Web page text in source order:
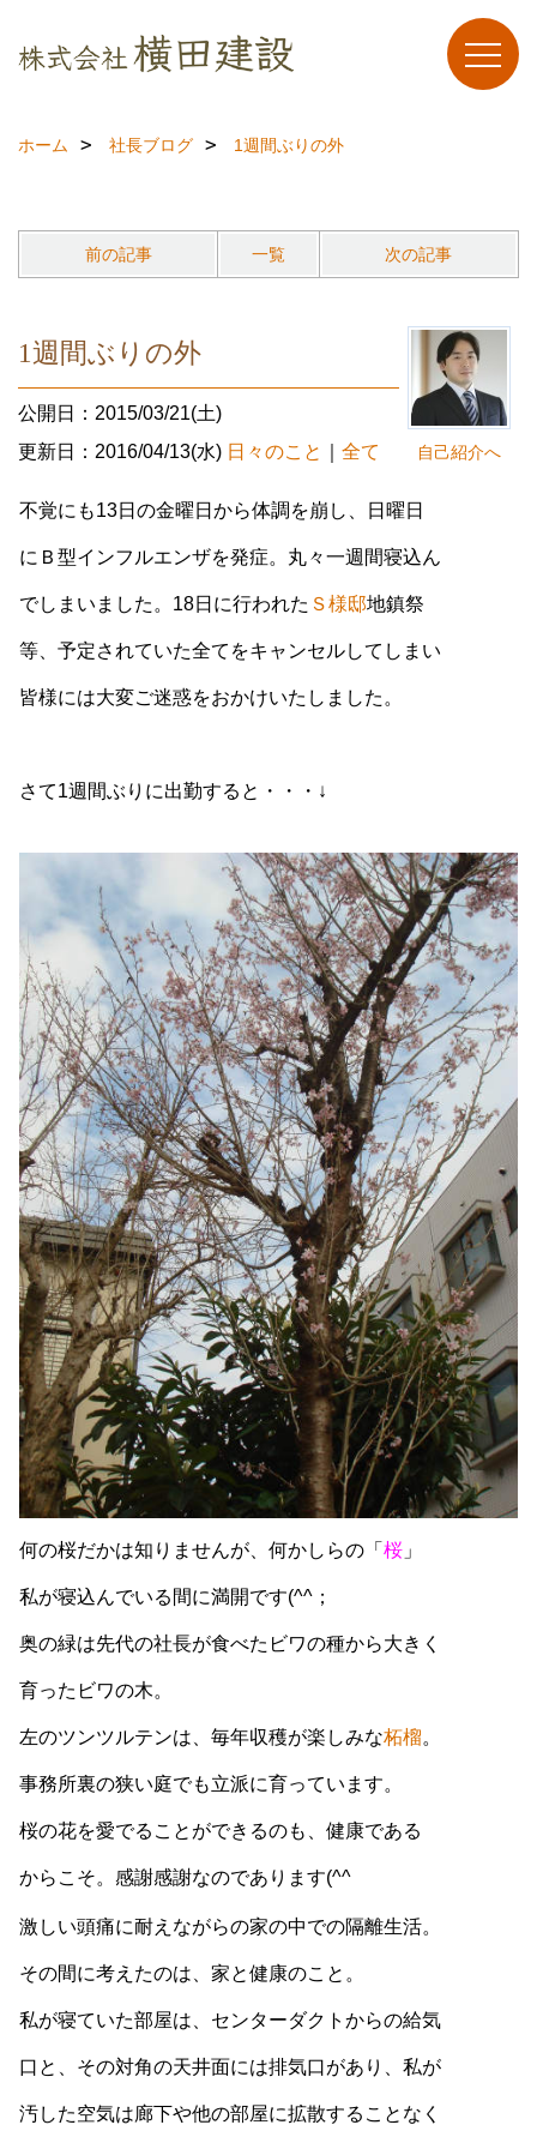
ホーム 社長ブログ 1週間ぶりの外
前の記事 一覧 次の記事
自己紹介へ
1週間ぶりの外
公開日：2015/03/21(土)
更新日：2016/04/13(水) 日々のこと 全て
不覚にも13日の金曜日から体調を崩し、日曜日
にＢ型インフルエンザを発症。丸々一週間寝込ん
でしまいました。18日に行われた Ｓ様邸地鎮祭
等、予定されていた全てをキャンセルしてしまい
皆様には大変ご迷惑をおかけいたしました。
さて1週間ぶりに出勤すると・・・↓
何の桜だかは知りませんが、何かしらの「 桜 」
私が寝込んでいる間に満開です(^^；
奥の緑は先代の社長が食べたビワの種から大きく
育ったビワの木。
左のツンツルテンは、毎年収穫が楽しみな柘榴。
事務所裏の狭い庭でも立派に育っています。
桜の花を愛でることができるのも、健康である
からこそ。感謝感謝なのであります(^^
激しい頭痛に耐えながらの家の中での隔離生活。
その間に考えたのは、家と健康のこと。
私が寝ていた部屋は、センターダクトからの給気
口と、その対角の天井面には排気口があり、私が
汚した空気は廊下や他の部屋に拡散することなく